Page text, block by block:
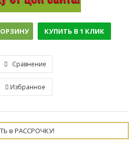
КУПИТЬ В 1 КЛИК
Сравнение
Избранное
в РАССРОЧКУ!